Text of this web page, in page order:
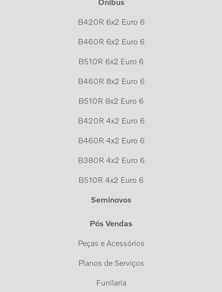
Ônibus
B420R 6x2 Euro 6
B460R 6x2 Euro 6
B510R 6x2 Euro 6
B460R 8x2 Euro 6
B510R 8x2 Euro 6
B420R 4x2 Euro 6
B460R 4x2 Euro 6
B380R 4x2 Euro 6
B510R 4x2 Euro 6
Seminovos
Pós Vendas
Peças e Acessórios
Planos de Serviços
Funilaria